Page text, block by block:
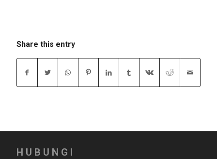
Share this entry
HUBUNGI